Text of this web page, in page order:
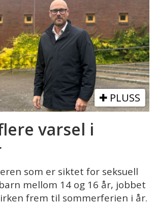
PLUSS
varsel i
som er siktet for seksuell
mellom 14 og 16 år, jobbet
frem til sommerferien i år.